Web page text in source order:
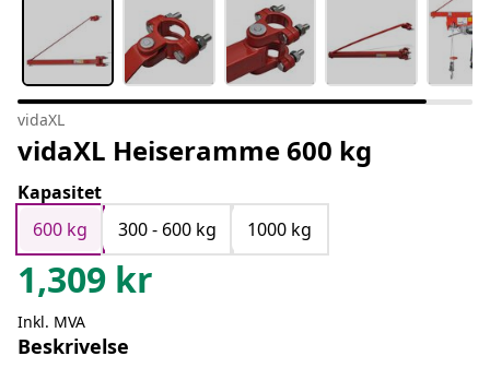
vidaXL
vidaXL Heiseramme 600 kg
Kapasitet
600 kg
300 - 600 kg 1000 kg
1,309 kr
Inkl. MVA
Beskrivelse